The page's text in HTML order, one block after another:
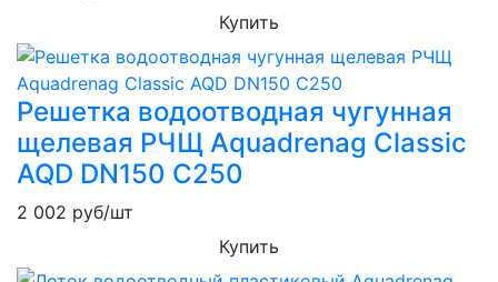
Купить
Решетка водоотводная чугунная
щелевая РЧЩ Aquadrenag Classic
AQD DN150 С250
2 002 руб/шт
Купить